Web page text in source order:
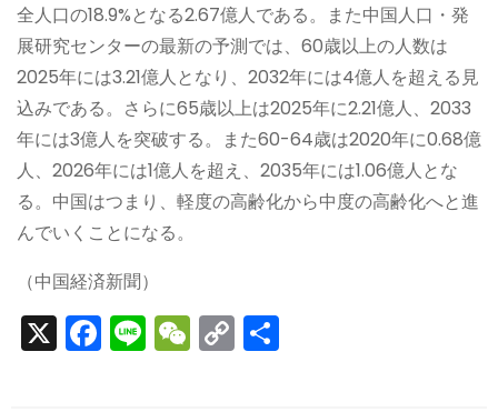
全人口の18.9%となる2.67億人である。また中国人口・発
展研究センターの最新の予測では、60歳以上の人数は
2025年には3.21億人となり、2032年には4億人を超える見
込みである。さらに65歳以上は2025年に2.21億人、2033
年には3億人を突破する。また60-64歳は2020年に0.68億
人、2026年には1億人を超え、2035年には1.06億人とな
る。中国はつまり、軽度の高齢化から中度の高齢化へと進
んでいくことになる。
（中国経済新聞）
X F
a
Li
n
W
e
C
o